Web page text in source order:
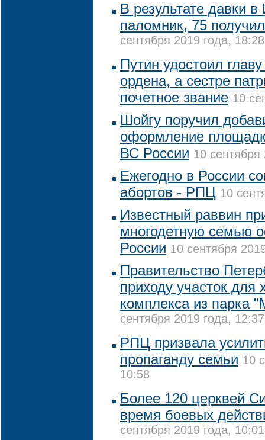
В результате давки
паломник, 75
сентября 2019 года, 18:28
Путин удостоил
ордена, а сестре
почетное звание 10
Шойгу поручил
оформление
ВС России 10
Ежегодно в России
абортов - РПЦ 10
Известный раввин
многодетную семью
России 10 сентября
Правительство
приходу участок для
комплекса из парка
сентября 2019 года, 12:37
РПЦ призвала
пропаганду семьи 10
10:58
Более 120 церквей
время боевых
сентября 2019 года, 10:01